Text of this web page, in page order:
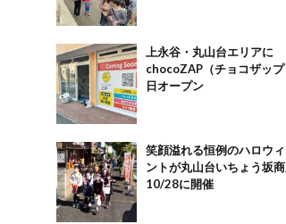
上永谷・丸山台エリアに
chocoZAP（チョコザッ
日オープン
笑顔溢れる恒例のハロウ
ントが丸山台いちょう坂
10/28に開催